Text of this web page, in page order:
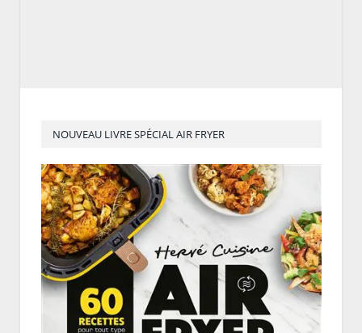
NOUVEAU LIVRE SPÉCIAL AIR FRYER